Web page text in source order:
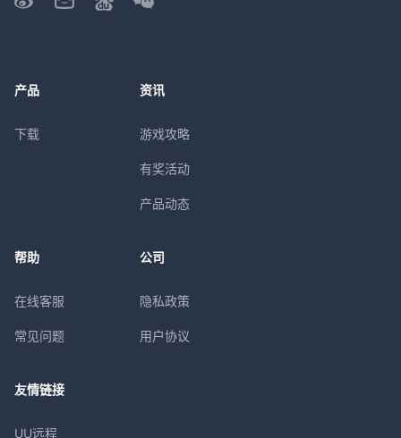
产品
下载
资讯
游戏攻略
有奖活动
产品动态
帮助
在线客服
常见问题
公司
隐私政策
用户协议
友情链接
UU远程